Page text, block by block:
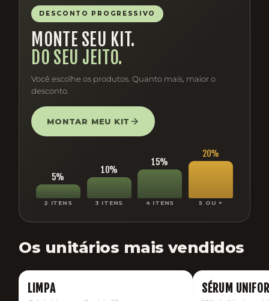
DESCONTO PROGRESSIVO
MONTE SEU KIT.
DO SEU JEITO.
Você escolhe os produtos. Quanto mais, maior o
desconto.
MONTAR MEU KIT
5%
2 ITENS
10%
3 ITENS
15%
4 ITENS
20%
5 OU +
Os unitários mais vendidos
01
MAIS VENDIDO
LIMPA SÉRUM